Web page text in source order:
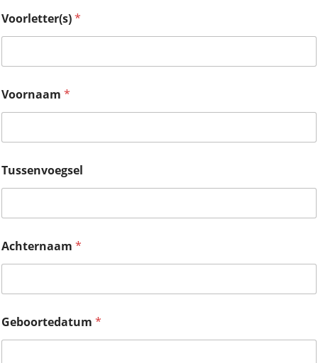
Voorletter(s)*
Voornaam *
Tussenvoegsel
Achternaam *
Geboortedatum *